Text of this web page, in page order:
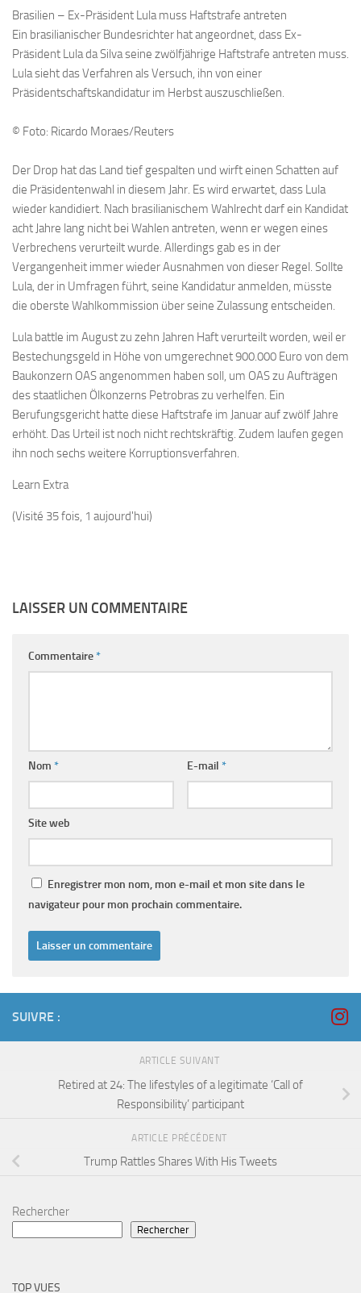
Brasilien – Ex-Präsident Lula muss Haftstrafe antreten
Ein brasilianischer Bundesrichter hat angeordnet, dass Ex-
Präsident Lula da Silva seine zwölfjährige Haftstrafe antreten muss.
Lula sieht das Verfahren als Versuch, ihn von einer
Präsidentschaftskandidatur im Herbst auszuschließen.
© Foto: Ricardo Moraes/Reuters
Der Drop hat das Land tief gespalten und wirft einen Schatten auf
die Präsidentenwahl in diesem Jahr. Es wird erwartet, dass Lula
wieder kandidiert. Nach brasilianischem Wahlrecht darf ein Kandidat
acht Jahre lang nicht bei Wahlen antreten, wenn er wegen eines
Verbrechens verurteilt wurde. Allerdings gab es in der
Vergangenheit immer wieder Ausnahmen von dieser Regel. Sollte
Lula, der in Umfragen führt, seine Kandidatur anmelden, müsste
die oberste Wahlkommission über seine Zulassung entscheiden.
Lula battle im August zu zehn Jahren Haft verurteilt worden, weil er
Bestechungsgeld in Höhe von umgerechnet 900.000 Euro von dem
Baukonzern OAS angenommen haben soll, um OAS zu Aufträgen
des staatlichen Ölkonzerns Petrobras zu verhelfen. Ein
Berufungsgericht hatte diese Haftstrafe im Januar auf zwölf Jahre
erhöht. Das Urteil ist noch nicht rechtskräftig. Zudem laufen gegen
ihn noch sechs weitere Korruptionsverfahren.
Learn Extra
(Visité 35 fois, 1 aujourd'hui)
LAISSER UN COMMENTAIRE
Commentaire*
Nom * E-mail *
Site web
Enregistrer mon nom, mon e-mail et mon site dans le
navigateur pour mon prochain commentaire.
SUIVRE :
ARTICLE SUIVANT
Retired at 24: The lifestyles of a legitimate ‘Call of
Responsibility’ participant
ARTICLE PRÉCÉDENT
Trump Rattles Shares With His Tweets
Rechercher
Rechercher
TOP VUES